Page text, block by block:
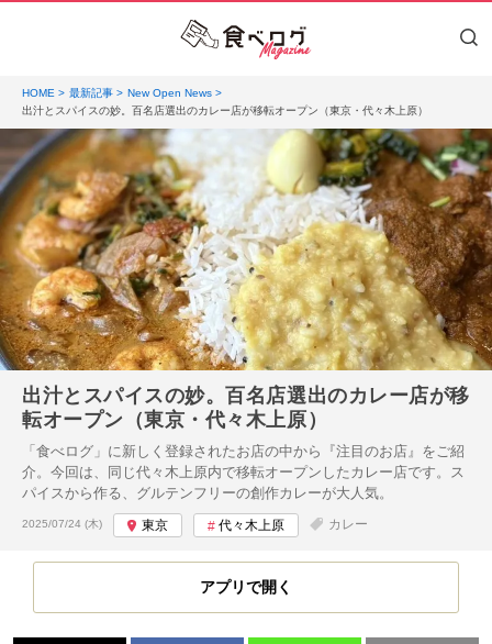
HOME 最新記事
New Open News
出汁とスパイスの妙。百名店選出のカレー店が移転オープン（東京・代々木上原）
出汁とスパイスの妙。百名店選出のカレー店が移
転オープン（東京・代々木上原）
「食べログ」に新しく登録されたお店の中から『注目のお店』をご紹
介。今回は、同じ代々木上原内で移転オープンしたカレー店です。ス
パイスから作る、グルテンフリーの創作カレーが大人気。
投稿日:
2025/07/24 (木) 東京 代々木上原 カレー
アプリで開く